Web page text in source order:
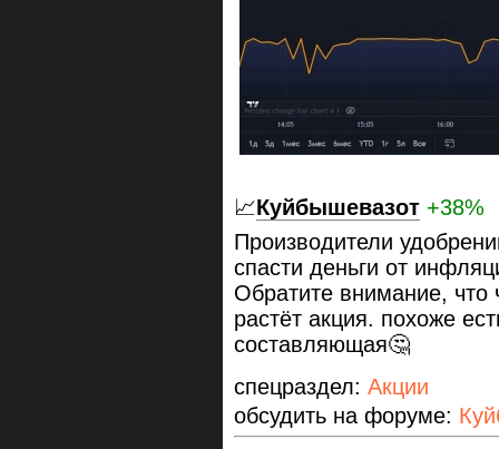
📈Куйбышевазот +38%
Производители
спасти деньги от
Обратите внимание,
растёт акция. похоже
составляющая🤔
спецраздел: Акции
обсудить на форуме: